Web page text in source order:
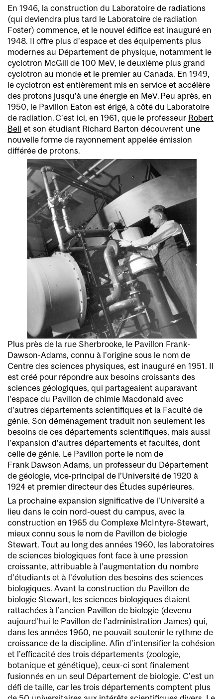
En 1946, la construction du Laboratoire de radiations
(qui deviendra plus tard le Laboratoire de radiation
Foster) commence, et le nouvel édifice est inauguré en
1948. Il offre plus d’espace et des équipements plus
modernes au Département de physique, notamment le
cyclotron McGill de 100 MeV, le deuxième plus grand
cyclotron au monde et le premier au Canada. En 1949,
le cyclotron est entièrement mis en service et accélère
des protons jusqu’à une énergie en MeV. Peu après, en
1950, le Pavillon Eaton est érigé, à côté du Laboratoire
de radiation. C’est ici, en 1961, que le professeur Robert
Bell et son étudiant Richard Barton découvrent une
nouvelle forme de rayonnement appelée émission
différée de protons.
Plus près de la rue Sherbrooke, le Pavillon Frank-
Dawson-Adams, connu à l’origine sous le nom de
Centre des sciences physiques, est inauguré en 1951. Il
est créé pour répondre aux besoins croissants des
sciences géologiques, qui partageaient auparavant
l’espace du Pavillon de chimie Macdonald avec
d’autres départements scientifiques et la Faculté de
génie. Son déménagement traduit non seulement les
besoins de ces départements scientifiques, mais aussi
l’expansion d’autres départements et facultés, dont
celle de génie. Le Pavillon porte le nom de
Frank Dawson Adams, un professeur du Département
de géologie, vice-principal de l’Université de 1920 à
1924 et premier directeur des Études supérieures.
La prochaine expansion significative de l’Université a
lieu dans le coin nord-ouest du campus, avec la
construction en 1965 du Complexe McIntyre-Stewart,
mieux connu sous le nom de Pavillon de biologie
Stewart. Tout au long des années 1960, les laboratoires
de sciences biologiques font face à une pression
croissante, attribuable à l’augmentation du nombre
d’étudiants et à l’évolution des besoins des sciences
biologiques. Avant la construction du Pavillon de
biologie Stewart, les sciences biologiques étaient
rattachées à l’ancien Pavillon de biologie (devenu
aujourd’hui le Pavillon de l’administration James) qui,
dans les années 1960, ne pouvait soutenir le rythme de
croissance de la discipline. Afin d’intensifier la cohésion
et l’efficacité des trois départements (zoologie,
botanique et génétique), ceux-ci sont finalement
fusionnés en un seul Département de biologie. C’est un
défi de taille, car les trois départements comptent plus